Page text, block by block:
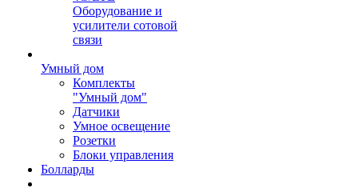
Оборудование и
усилители сотовой
связи
Умный дом
Комплекты
"Умный дом"
Датчики
Умное освещение
Розетки
Блоки управления
Болларды